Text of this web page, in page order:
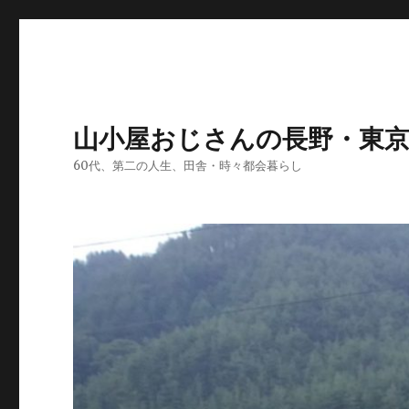
山小屋おじさんの長野・東
60代、第二の人生、田舎・時々都会暮らし